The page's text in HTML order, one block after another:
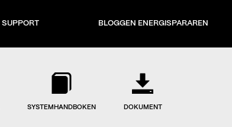
SYSTEMHANDBOKEN DOKUMENT
SUPPORT BLOGGEN ENERGISPARAREN